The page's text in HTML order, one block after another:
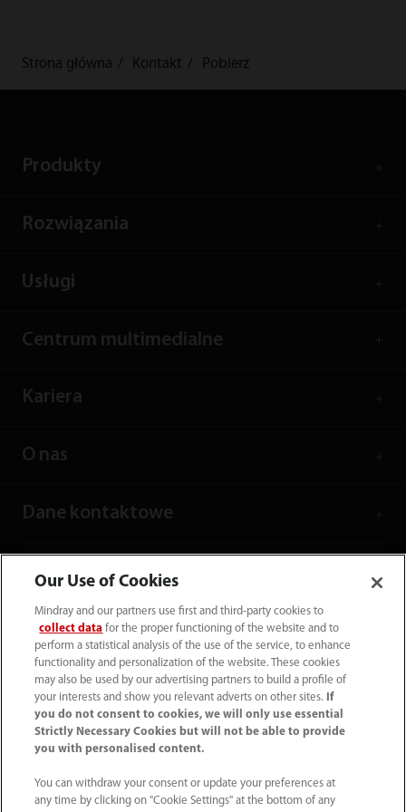
Strona główna Kontakt Pobierz
Produkty
Rozwiązania
Usługi
Centrum multimedialne
Kariera
O nas
Dane kontaktowe
(22) 463 80 80
info-pl@mindray.com
Our Use of Cookies
Mindray and our partners use first and third-party cookies to
collect data for the proper functioning of the website and to
perform a statistical analysis of the use of the service, to enhance
functionality and personalization of the website. These cookies
may also be used by our advertising partners to build a profile of
your interests and show you relevant adverts on other sites.
If
you do not consent to cookies, we will only use essential
Strictly Necessary Cookies but will not be able to provide
you with personalised content.
You can withdraw your consent or update your preferences at
any time by clicking on "Cookie Settings" at the bottom of any